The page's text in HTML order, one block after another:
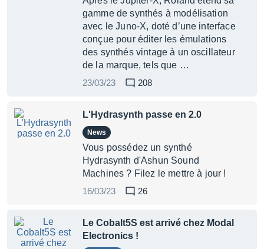
gamme de synthés à modélisation
avec le Juno-X, doté d’une interface
conçue pour éditer les émulations
des synthés vintage à un oscillateur
de la marque, tels que …
23/03/23
208
L'Hydrasynth passe en 2.0
News
Vous possédez un synthé
Hydrasynth d'Ashun Sound
Machines ? Filez le mettre à jour !
16/03/23
26
Le Cobalt5S est arrivé chez Modal
Electronics !